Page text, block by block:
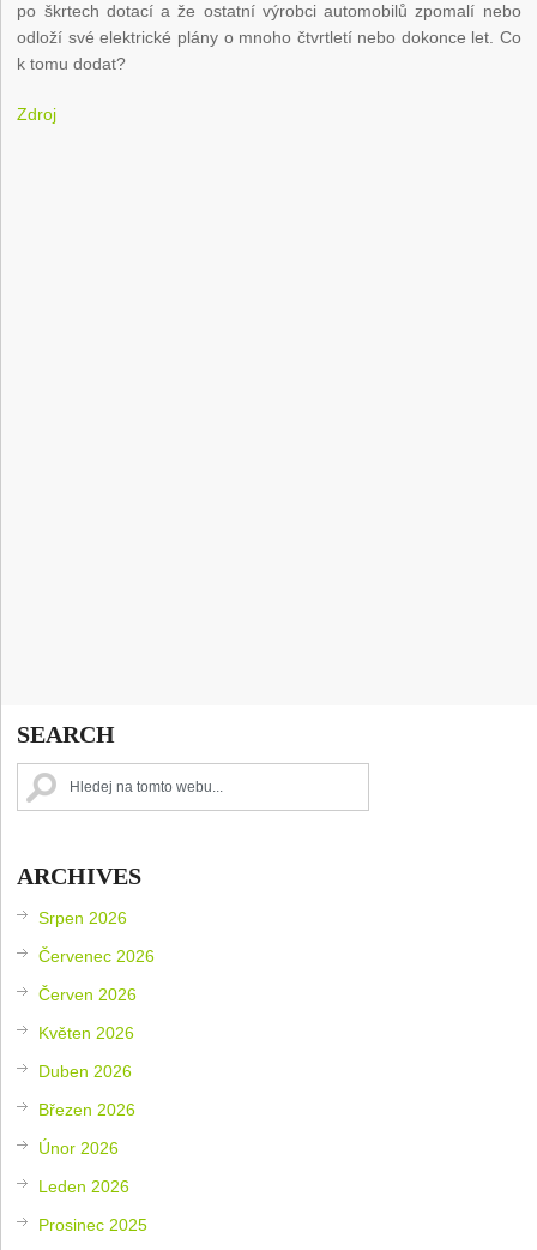
po škrtech dotací a že ostatní výrobci automobilů zpomalí nebo
odloží své elektrické plány o mnoho čtvrtletí nebo dokonce let. Co
k tomu dodat?
Zdroj
SEARCH
ARCHIVES
Srpen 2026
Červenec 2026
Červen 2026
Květen 2026
Duben 2026
Březen 2026
Únor 2026
Leden 2026
Prosinec 2025